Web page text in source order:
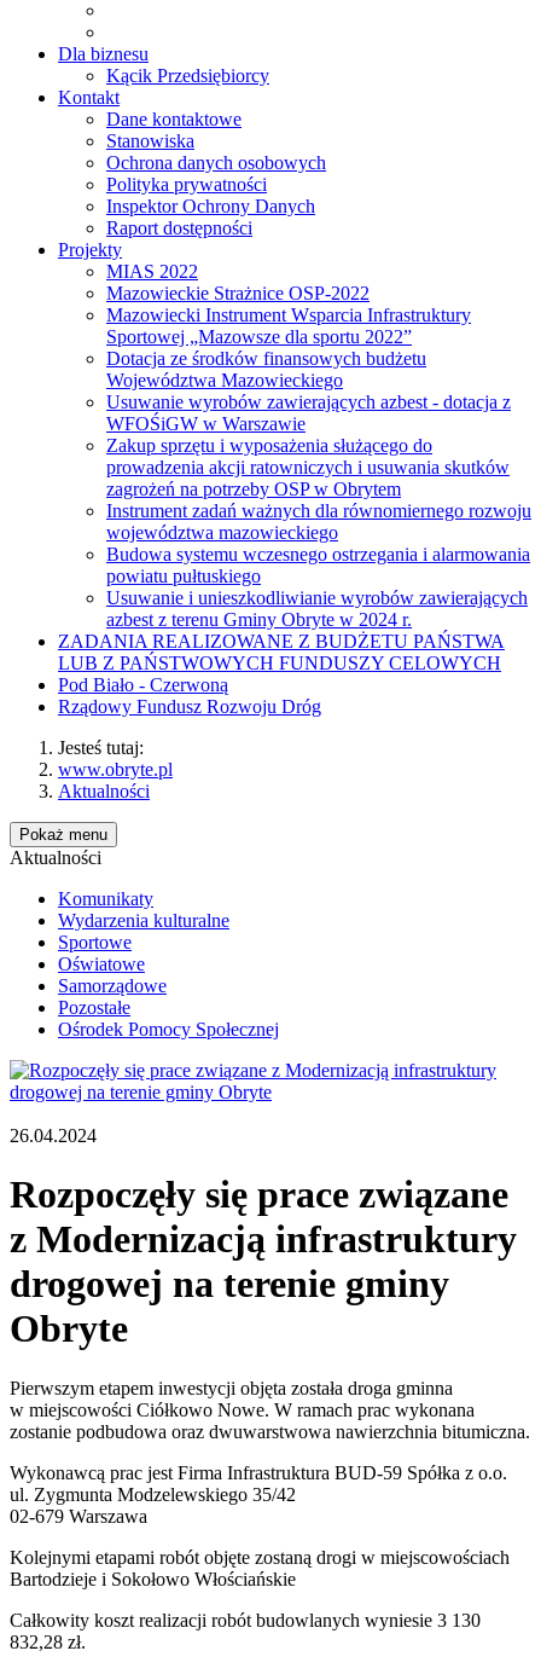
Dla biznesu
Kącik Przedsiębiorcy
Kontakt
Dane kontaktowe
Stanowiska
Ochrona danych osobowych
Polityka prywatności
Inspektor Ochrony Danych
Raport dostępności
Projekty
MIAS 2022
Mazowieckie Strażnice OSP-2022
Mazowiecki Instrument Wsparcia Infrastruktury
Sportowej „Mazowsze dla sportu 2022”
Dotacja ze środków finansowych budżetu
Województwa Mazowieckiego
Usuwanie wyrobów zawierających azbest - dotacja z
WFOŚiGW w Warszawie
Zakup sprzętu i wyposażenia służącego do
prowadzenia akcji ratowniczych i usuwania skutków
zagrożeń na potrzeby OSP w Obrytem
Instrument zadań ważnych dla równomiernego rozwoju
województwa mazowieckiego
Budowa systemu wczesnego ostrzegania i alarmowania
powiatu pułtuskiego
Usuwanie i unieszkodliwianie wyrobów zawierających
azbest z terenu Gminy Obryte w 2024 r.
ZADANIA REALIZOWANE Z BUDŻETU PAŃSTWA
LUB Z PAŃSTWOWYCH FUNDUSZY CELOWYCH
Pod Biało - Czerwoną
Rządowy Fundusz Rozwoju Dróg
Jesteś tutaj:
www.obryte.pl
Aktualności
Pokaż menu
Aktualności
Komunikaty
Wydarzenia kulturalne
Sportowe
Oświatowe
Samorządowe
Pozostałe
Ośrodek Pomocy Społecznej
26.04.2024
Rozpoczęły się prace związane
z Modernizacją infrastruktury
drogowej na terenie gminy
Obryte
Pierwszym etapem inwestycji objęta została droga gminna
w miejscowości Ciółkowo Nowe. W ramach prac wykonana
zostanie podbudowa oraz dwuwarstwowa nawierzchnia bitumiczna.
Wykonawcą prac jest Firma Infrastruktura BUD-59 Spółka z o.o.
ul. Zygmunta Modzelewskiego 35/42
02-679 Warszawa
Kolejnymi etapami robót objęte zostaną drogi w miejscowościach
Bartodzieje i Sokołowo Włościańskie
Całkowity koszt realizacji robót budowlanych wyniesie 3 130
832,28 zł.